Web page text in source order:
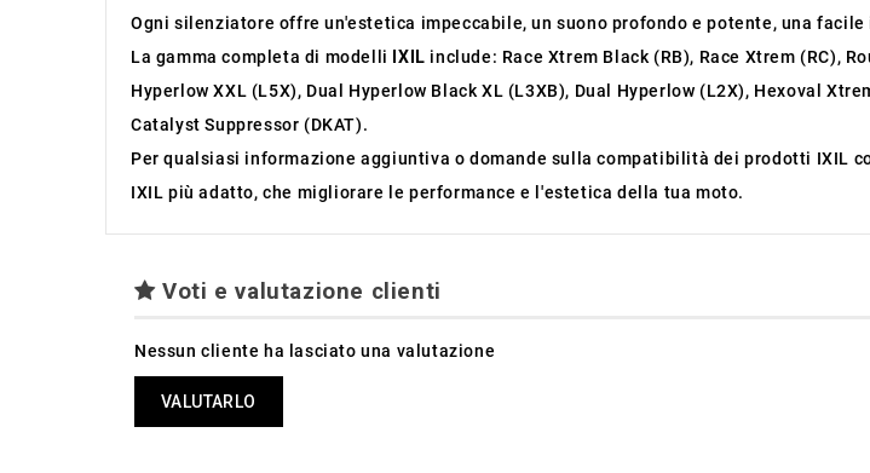
Ogni silenziatore offre un'estetica impeccabile, un suono profondo e potente, una
La gamma completa di modelli
IXIL include: Race Xtrem Black (RB), Race Xtrem (RC),
Hyperlow XXL (L5X), Dual Hyperlow Black XL (L3XB), Dual Hyperlow (L2X), Hexoval
Catalyst Suppressor (DKAT).
Per qualsiasi informazione aggiuntiva o domande sulla compatibilità dei prodotti IXIL
IXIL più adatto, che migliorare le performance e l'estetica della tua moto.
Voti e valutazione clienti
Nessun cliente ha lasciato una valutazione
VALUTARLO